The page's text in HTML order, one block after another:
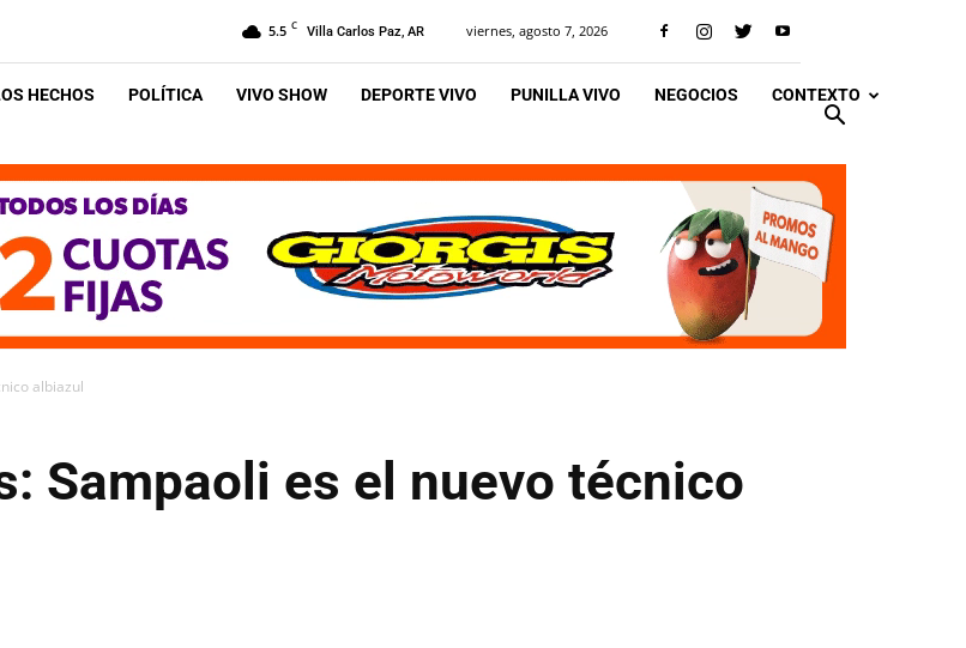
5.5 C Villa Carlos Paz, AR viernes, agosto 7, 2026
HECHOS POLÍTICA VIVO SHOW DEPORTE VIVO PUNILLA VIVO NEGOCIOS CONTEXTO
albiazul
Sampaoli es el nuevo técnico